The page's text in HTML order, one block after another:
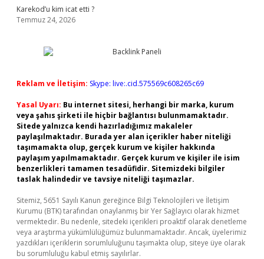
Karekod’u kim icat etti ?
Temmuz 24, 2026
Reklam ve İletişim: Skype: live:.cid.575569c608265c69
Yasal Uyarı: Bu internet sitesi, herhangi bir marka, kurum
veya şahıs şirketi ile hiçbir bağlantısı bulunmamaktadır.
Sitede yalnızca kendi hazırladığımız makaleler
paylaşılmaktadır. Burada yer alan içerikler haber niteliği
taşımamakta olup, gerçek kurum ve kişiler hakkında
paylaşım yapılmamaktadır. Gerçek kurum ve kişiler ile isim
benzerlikleri tamamen tesadüfidir. Sitemizdeki bilgiler
taslak halindedir ve tavsiye niteliği taşımazlar.
Sitemiz, 5651 Sayılı Kanun gereğince Bilgi Teknolojileri ve İletişim
Kurumu (BTK) tarafından onaylanmış bir Yer Sağlayıcı olarak hizmet
vermektedir. Bu nedenle, sitedeki içerikleri proaktif olarak denetleme
veya araştırma yükümlülüğümüz bulunmamaktadır. Ancak, üyelerimiz
yazdıkları içeriklerin sorumluluğunu taşımakta olup, siteye üye olarak
bu sorumluluğu kabul etmiş sayılırlar.